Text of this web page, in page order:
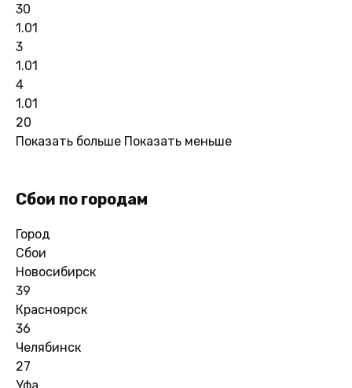
30
1.01
3
1.01
4
1.01
20
Показать больше Показать меньше
Сбои по городам
Город
Сбои
Новосибирск
39
Красноярск
36
Челябинск
27